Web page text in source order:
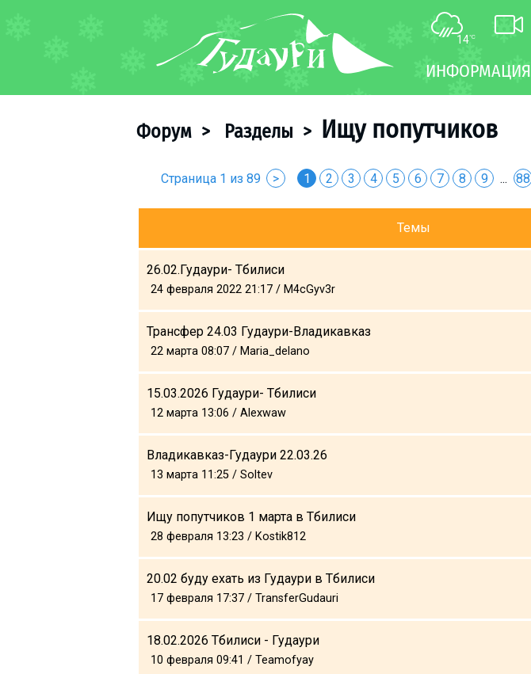
14°C
ИНФОРМАЦИЯ
Форум > Разделы > Ищу попутчиков
Страница 1 из 89 > 1 2 3 4 5 6 7 8 9 ... 88
Темы
26.02.Гудаури- Тбилиси
24 февраля 2022 21:17 / M4cGyv3r
Трансфер 24.03 Гудаури-Владикавказ
22 марта 08:07 / Maria_delano
15.03.2026 Гудаури- Тбилиси
12 марта 13:06 / Alexwaw
Владикавказ-Гудаури 22.03.26
13 марта 11:25 / Soltev
Ищу попутчиков 1 марта в Тбилиси
28 февраля 13:23 / Kostik812
20.02 буду ехать из Гудаури в Тбилиси
17 февраля 17:37 / TransferGudauri
18.02.2026 Тбилиси - Гудаури
10 февраля 09:41 / Teamofyay
Календарь событий
Телеграм-канал
Гудаури
INFO
ПРОЖИВАНИЕ
Горячие предложения
Долгосрочная аренда